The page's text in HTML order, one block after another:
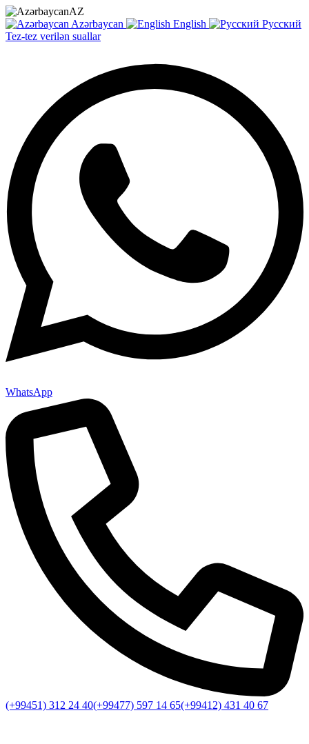
AZ
Azərbaycan
English
Русский
Tez-tez verilən suallar
WhatsApp
(+99451) 312 24 40(+99477) 597 14 65(+99412) 431 40 67